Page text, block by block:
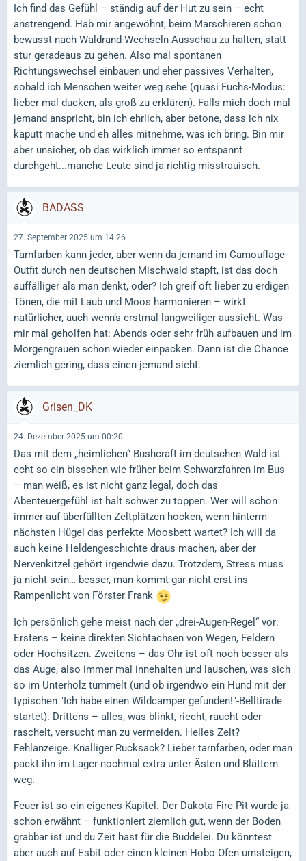
Ich find das Gefühl – ständig auf der Hut zu sein – echt
anstrengend. Hab mir angewöhnt, beim Marschieren schon
bewusst nach Waldrand-Wechseln Ausschau zu halten, statt
stur geradeaus zu gehen. Also mal spontanen
Richtungswechsel einbauen und eher passives Verhalten,
sobald ich Menschen weiter weg sehe (quasi Fuchs-Modus:
lieber mal ducken, als groß zu erklären). Falls mich doch mal
jemand anspricht, bin ich ehrlich, aber betone, dass ich nix
kaputt mache und eh alles mitnehme, was ich bring. Bin mir
aber unsicher, ob das wirklich immer so entspannt
durchgeht...manche Leute sind ja richtig misstrauisch.
BADASS
27. September 2025 um 14:26
Tarnfarben kann jeder, aber wenn da jemand im Camouflage-
Outfit durch nen deutschen Mischwald stapft, ist das doch
auffälliger als man denkt, oder? Ich greif oft lieber zu erdigen
Tönen, die mit Laub und Moos harmonieren – wirkt
natürlicher, auch wenn’s erstmal langweiliger aussieht. Was
mir mal geholfen hat: Abends oder sehr früh aufbauen und im
Morgengrauen schon wieder einpacken. Dann ist die Chance
ziemlich gering, dass einen jemand sieht.
Grisen_DK
24. Dezember 2025 um 00:20
Das mit dem „heimlichen“ Bushcraft im deutschen Wald ist
echt so ein bisschen wie früher beim Schwarzfahren im Bus
– man weiß, es ist nicht ganz legal, doch das
Abenteuergefühl ist halt schwer zu toppen. Wer will schon
immer auf überfüllten Zeltplätzen hocken, wenn hinterm
nächsten Hügel das perfekte Moosbett wartet? Ich will da
auch keine Heldengeschichte draus machen, aber der
Nervenkitzel gehört irgendwie dazu. Trotzdem, Stress muss
ja nicht sein… besser, man kommt gar nicht erst ins
Rampenlicht von Förster Frank
Ich persönlich gehe meist nach der „drei-Augen-Regel“ vor:
Erstens – keine direkten Sichtachsen von Wegen, Feldern
oder Hochsitzen. Zweitens – das Ohr ist oft noch besser als
das Auge, also immer mal innehalten und lauschen, was sich
so im Unterholz tummelt (und ob irgendwo ein Hund mit der
typischen "Ich habe einen Wildcamper gefunden!"-Belltirade
startet). Drittens – alles, was blinkt, riecht, raucht oder
raschelt, versucht man zu vermeiden. Helles Zelt?
Fehlanzeige. Knalliger Rucksack? Lieber tarnfarben, oder man
packt ihn im Lager nochmal extra unter Ästen und Blättern
weg.
Feuer ist so ein eigenes Kapitel. Der Dakota Fire Pit wurde ja
schon erwähnt – funktioniert ziemlich gut, wenn der Boden
grabbar ist und du Zeit hast für die Buddelei. Du könntest
aber auch auf Esbit oder einen kleinen Hobo-Ofen umsteigen,